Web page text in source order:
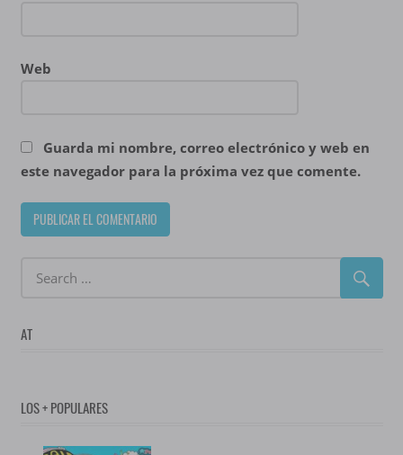
Web
Guarda mi nombre, correo electrónico y web en
este navegador para la próxima vez que comente.
AT
LOS + POPULARES